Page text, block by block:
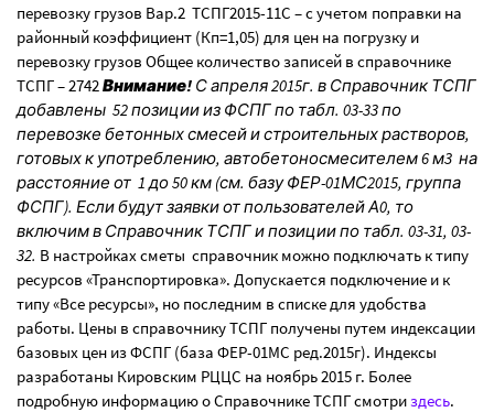
перевозку грузов Вар.2 ТСПГ2015-11С – с учетом поправки на
районный коэффициент (Кп=1,05) для цен на погрузку и
перевозку грузов Общее количество записей в справочнике
ТСПГ – 2742Внимание! С апреля 2015г. в Справочник ТСПГ
добавлены 52 позиции из ФСПГ по табл. 03-33 по
перевозке бетонных смесей и строительных растворов,
готовых к употреблению, автобетоносмесителем 6 м3 на
расстояние от 1 до 50 км (см. базу ФЕР-01МС2015, группа
ФСПГ). Если будут заявки от пользователей А0, то
включим в Справочник ТСПГ и позиции по табл. 03-31, 03-
32. В настройках сметы справочник можно подключать к типу
ресурсов «Транспортировка». Допускается подключение и к
типу «Все ресурсы», но последним в списке для удобства
работы. Цены в справочнику ТСПГ получены путем индексации
базовых цен из ФСПГ (база ФЕР-01МС ред.2015г). Индексы
разработаны Кировским РЦЦС на ноябрь 2015 г. Более
подробную информацию о Справочнике ТСПГ смотриздесь.